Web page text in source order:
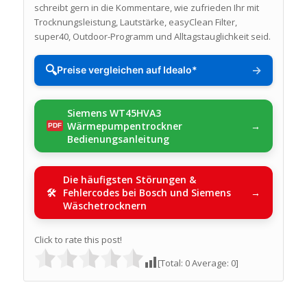
schreibt gern in die Kommentare, wie zufrieden Ihr mit
Trocknungsleistung, Lautstärke, easyClean Filter,
super40, Outdoor-Programm und Alltagstauglichkeit seid.
🔍Preise vergleichen auf Idealo* →
Siemens WT45HVA3
Wärmepumpentrockner
Bedienungsanleitung
Die häufigsten Störungen &
Fehlercodes bei Bosch und Siemens
Wäschetrocknern
Click to rate this post!
[Total: 0Average: 0]